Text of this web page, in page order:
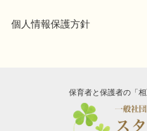
保育者と保護者の「
個人情報保護方針